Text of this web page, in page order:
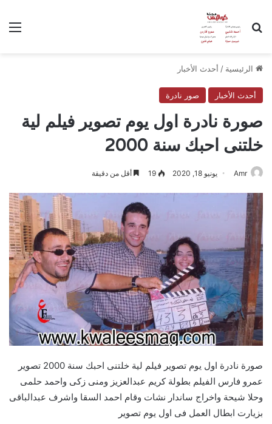
بحث عن
الرئيسية / أحدث الأخبار
أحدث الأخبار صور نادرة
صورة نادرة اول يوم تصوير فيلم لية
خلتنى احبك سنة 2000
Amr يونيو 18, 2020 19 أقل من دقيقة
صورة نادرة اول يوم تصوير فيلم لية خلتنى احبك سنة 2000 تصوير
عمرو فارس الفيلم بطولة كريم عبدالعزيز ومنى زكى واحمد حلمى
وحلا شيحة واخراج ساندار نشات وقام احمد السقا واشرف عبدالباقى
بزيارت ابطال العمل فى اول يوم تصوير